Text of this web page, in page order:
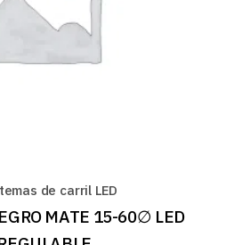
de carril LED
MATE 15-60∅ LED